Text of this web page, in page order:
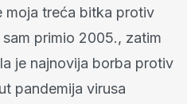
moja treća bitka protiv
primio 2005., zatim
je najnovija borba protiv
pandemija virusa